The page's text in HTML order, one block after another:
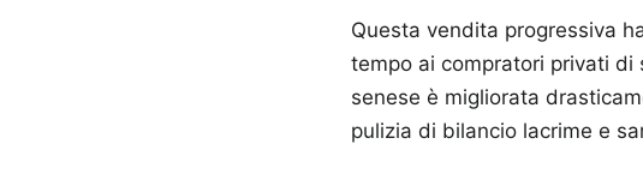
Questa vendita progressiva
tempo ai compratori privati
senese è migliorata
pulizia di bilancio lacrime e